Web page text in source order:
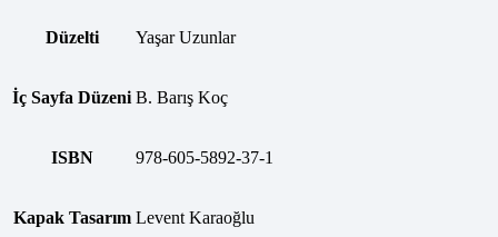
Düzelti Yaşar Uzunlar
İç Sayfa Düzeni B. Barış Koç
ISBN 978-605-5892-37-1
Kapak Tasarım Levent Karaoğlu